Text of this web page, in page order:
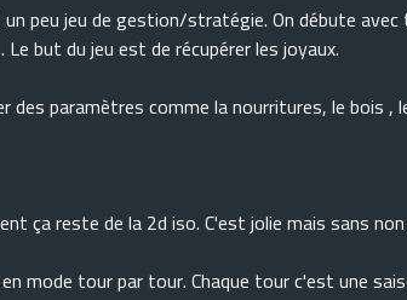
peu jeu de gestion/stratégie. On débute
Le but du jeu est de récupérer les joyaux.
des paramètres comme la nourritures, le bois ,
ça reste de la 2d iso. C'est jolie mais sans
mode tour par tour. Chaque tour c'est une